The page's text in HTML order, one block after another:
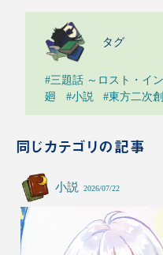
タグ
#三題話 ～ロスト・イ
廻
#小説 #東方二次
同じカテゴリの記事
小説 2026/07/22